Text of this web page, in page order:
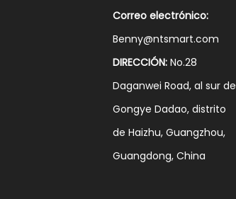
Correo electrónico:
Benny@ntsmart.com
DIRECCIÓN: No.28
Daganwei Road, al sur de
Gongye Dadao, distrito
de Haizhu, Guangzhou,
Guangdong, China